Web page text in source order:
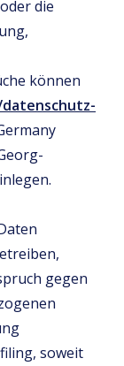
die
können
gegen
soweit